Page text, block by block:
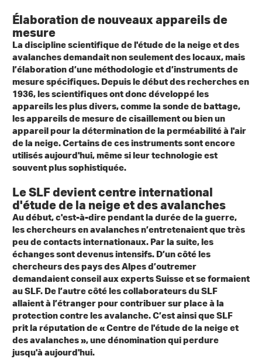
Élaboration de nouveaux appareils de
mesure
La discipline scientifique de l'étude de la neige et des
avalanches demandait non seulement des locaux, mais
l’élaboration d’une méthodologie et d’instruments de
mesure spécifiques. Depuis le début des recherches en
1936, les scientifiques ont donc développé les
appareils les plus divers, comme la sonde de battage,
les appareils de mesure de cisaillement ou bien un
appareil pour la détermination de la perméabilité à l'air
de la neige. Certains de ces instruments sont encore
utilisés aujourd'hui, même si leur technologie est
souvent plus sophistiquée.
Le SLF devient centre international
d'étude de la neige et des avalanches
Au début, c'est-à-dire pendant la durée de la guerre,
les chercheurs en avalanches n’entretenaient que très
peu de contacts internationaux. Par la suite, les
échanges sont devenus intensifs. D’un côté les
chercheurs des pays des Alpes d’outremer
demandaient conseil aux experts Suisse et se formaient
au SLF. De l’autre côté les collaborateurs du SLF
allaient à l’étranger pour contribuer sur place à la
protection contre les avalanche. C’est ainsi que SLF
prit la réputation de « Centre de l'étude de la neige et
des avalanches », une dénomination qui perdure
jusqu'à aujourd'hui.